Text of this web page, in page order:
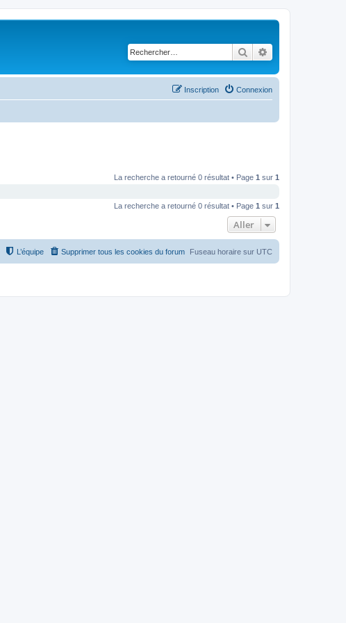
Rechercher
Connexion
Inscription
La recherche a retourné 0 résultat • Page 1 sur 1
La recherche a retourné 0 résultat • Page 1 sur 1
Aller
Fuseau horaire sur UTC
Supprimer tous les cookies du forum
L’équipe